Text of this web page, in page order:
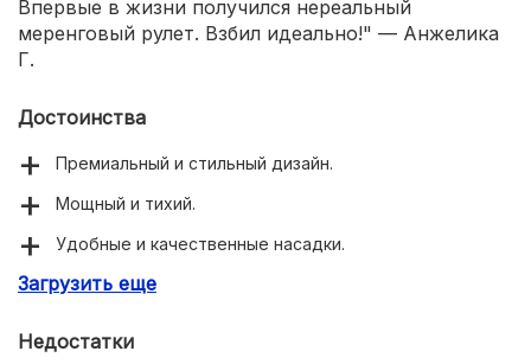
Впервые в жизни получился нереальный
меренговый рулет. Взбил идеально!" — Анжелика
Г.
Достоинства
Премиальный и стильный дизайн.
Мощный и тихий.
Удобные и качественные насадки.
Равномерное замешивание.
Загрузить еще
Недостатки